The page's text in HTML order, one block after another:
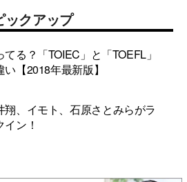
ックアップ
てる？「TOIEC」と「TOEFL」
い【2018年最新版】
翔、イモト、石原さとみらがラ
イン！